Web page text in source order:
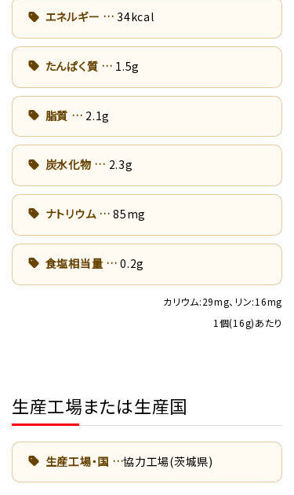
エネルギー 34kcal
たんぱく質 1.5g
脂質 2.1g
炭水化物 2.3g
ナトリウム 85mg
食塩相当量 0.2g
カリウム:29mg、リン:16mg
1個(16g)あたり
生産工場または生産国
生産工場・国 協力工場(茨城県)